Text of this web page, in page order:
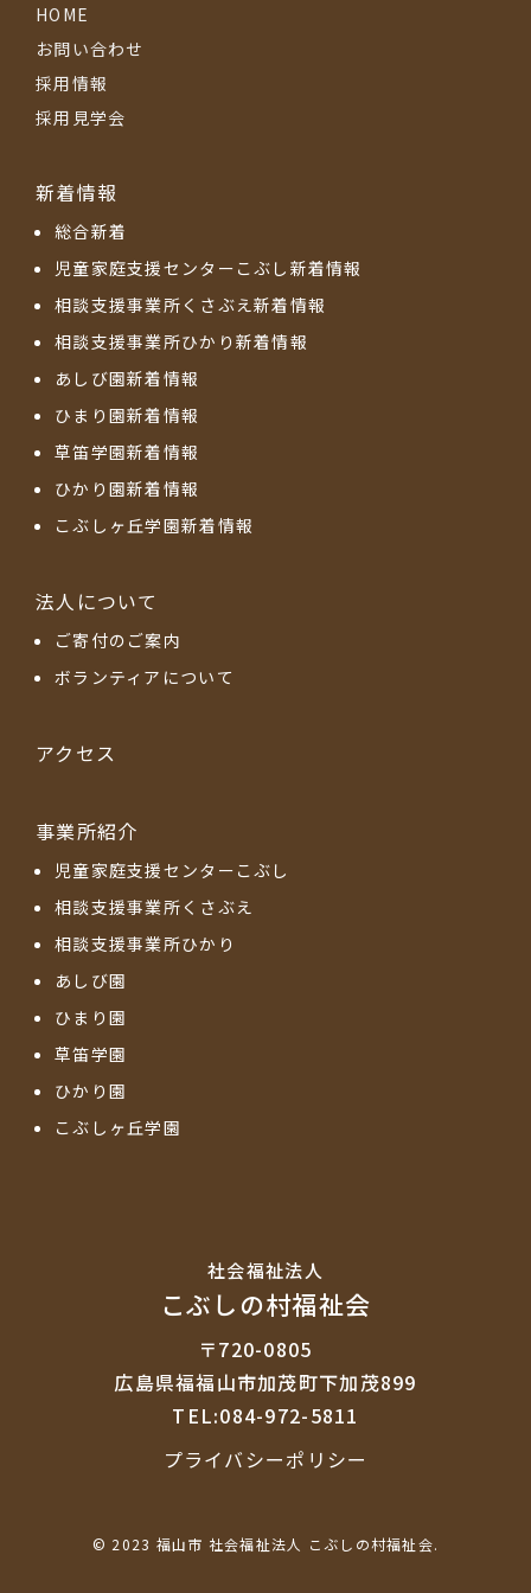
HOME
お問い合わせ
採用情報
採用見学会
新着情報
総合新着
児童家庭支援センターこぶし新着情報
相談支援事業所くさぶえ新着情報
相談支援事業所ひかり新着情報
あしび園新着情報
ひまり園新着情報
草笛学園新着情報
ひかり園新着情報
こぶしヶ丘学園新着情報
法人について
ご寄付のご案内
ボランティアについて
アクセス
事業所紹介
児童家庭支援センターこぶし
相談支援事業所くさぶえ
相談支援事業所ひかり
あしび園
ひまり園
草笛学園
ひかり園
こぶしヶ丘学園
社会福祉法⼈
こぶしの村福祉会
〒720-0805
広島県福福山市加茂町下加茂899
TEL:084-972-5811
プライバシーポリシー
© 2023 福山市 社会福祉法人 こぶしの村福祉会.